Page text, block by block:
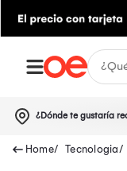
¿Dónde te gustaría
Tecnologia